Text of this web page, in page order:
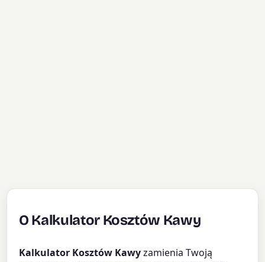
O Kalkulator Kosztów Kawy
Kalkulator Kosztów Kawyzamienia Twoją